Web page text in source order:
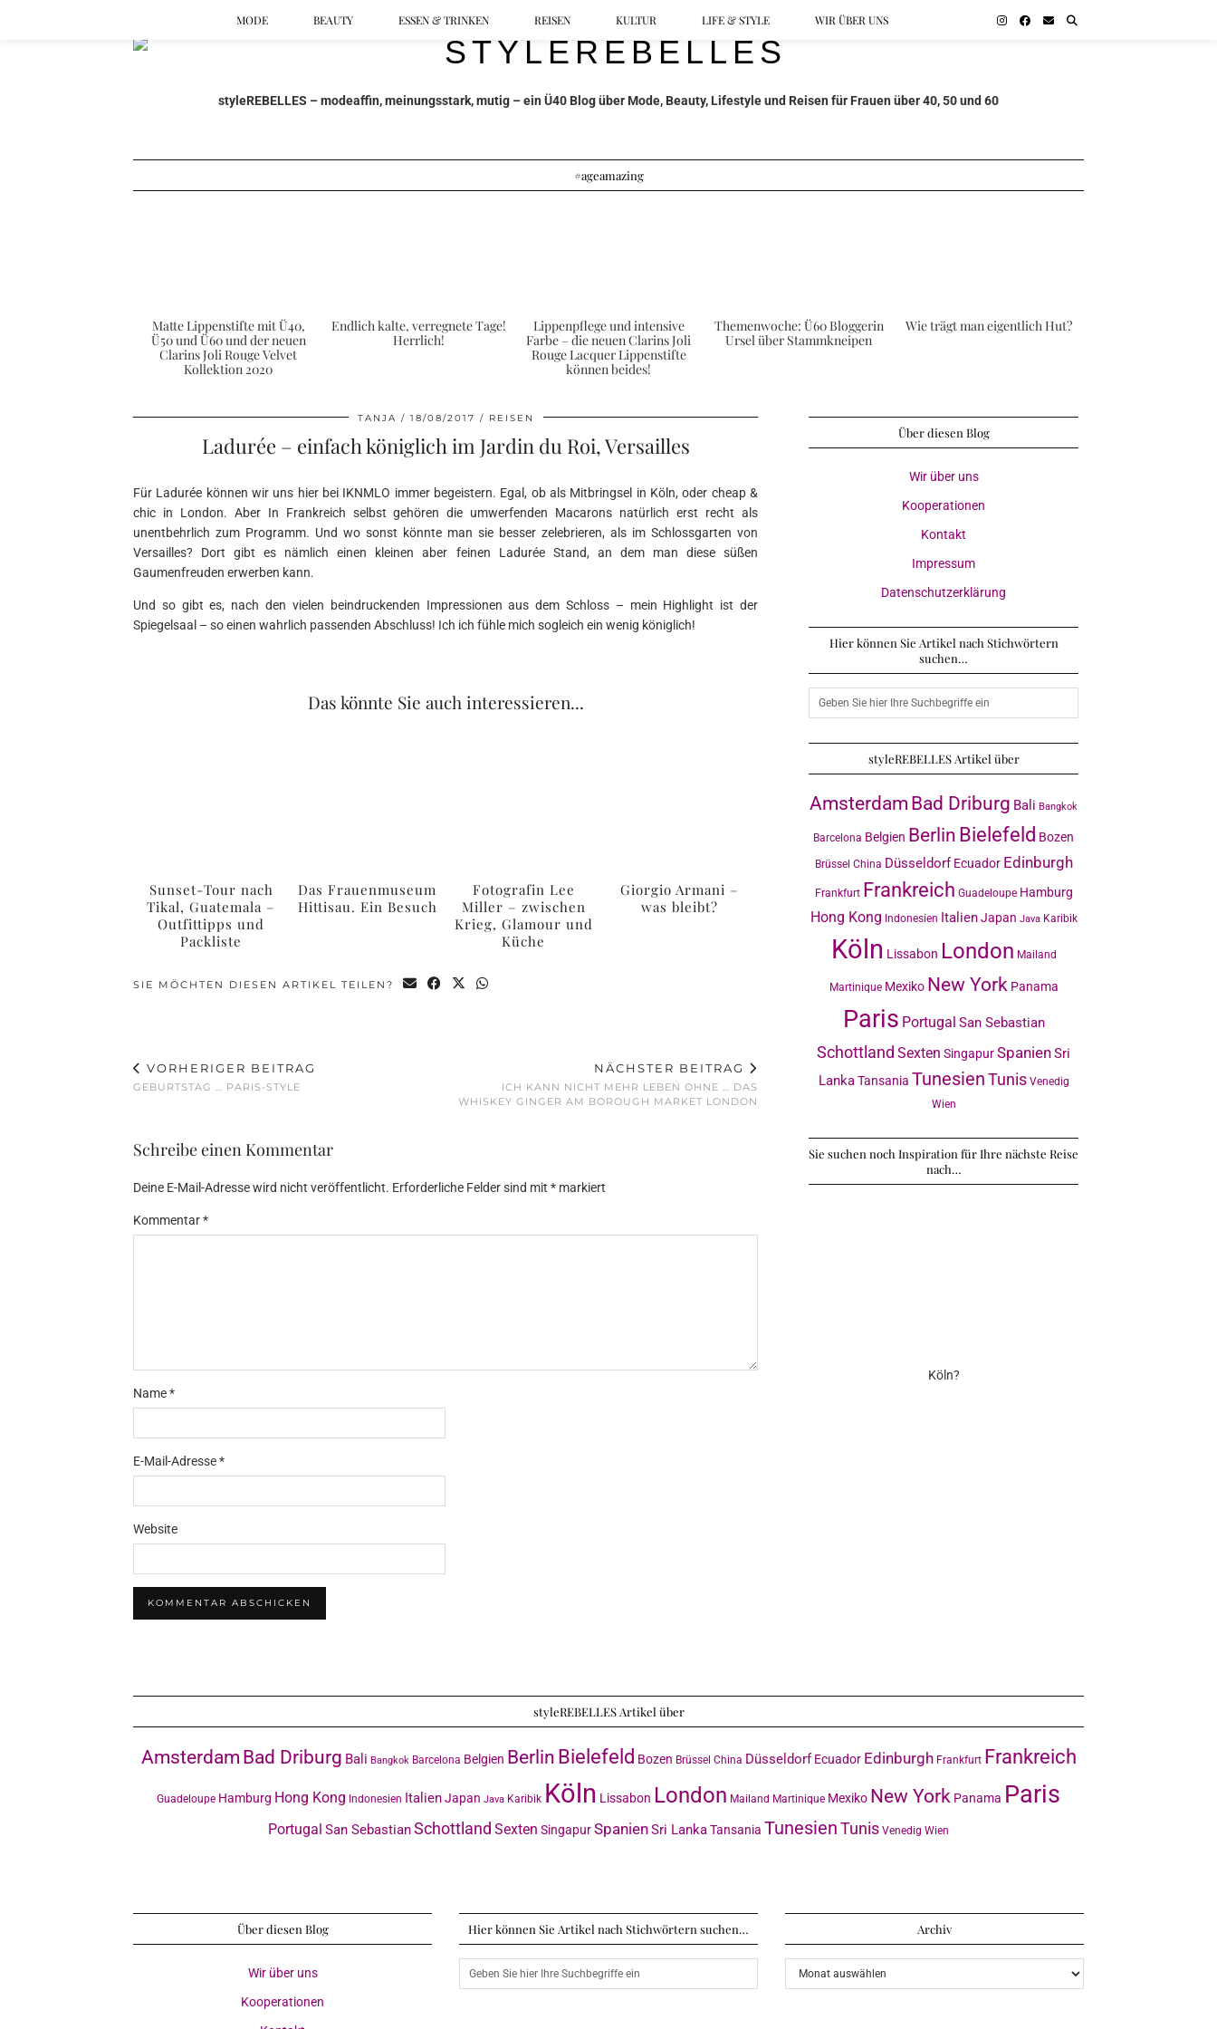
MODE BEAUTY ESSEN & TRINKEN REISEN KULTUR LIFE & STYLE WIR ÜBER UNS
styleREBELLES – modeaffin, meinungsstark, mutig – ein Ü40 Blog über Mode, Beauty, Lifestyle und Reisen für Frauen über 40, 50 und 60
#ageamazing
Matte Lippenstifte mit Ü40,
Ü50 und Ü60 und der neuen
Clarins Joli Rouge Velvet
Kollektion 2020
Endlich kalte, verregnete Tage!
Herrlich!
Lippenpflege und intensive
Farbe – die neuen Clarins Joli
Rouge Lacquer Lippenstifte
können beides!
Themenwoche: Ü60 Bloggerin
Ursel über Stammkneipen
Wie trägt man eigentlich Hut?
TANJA 18/08/2017 REISEN
Ladurée – einfach königlich im Jardin du Roi, Versailles
Für Ladurée können wir uns hier bei IKNMLO immer begeistern. Egal, ob als Mitbringsel in Köln, oder cheap &
chic in London. Aber In Frankreich selbst gehören die umwerfenden Macarons natürlich erst recht als
unentbehrlich zum Programm. Und wo sonst könnte man sie besser zelebrieren, als im Schlossgarten von
Versailles? Dort gibt es nämlich einen kleinen aber feinen Ladurée Stand, an dem man diese süßen
Gaumenfreuden erwerben kann.
Und so gibt es, nach den vielen beindruckenden Impressionen aus dem Schloss – mein Highlight ist der
Spiegelsaal – so einen wahrlich passenden Abschluss! Ich ich fühle mich sogleich ein wenig königlich!
Das könnte Sie auch interessieren...
Sunset-Tour nach
Tikal, Guatemala –
Outfittipps und
Packliste
Das Frauenmuseum
Hittisau. Ein Besuch
Fotografin Lee
Miller – zwischen
Krieg, Glamour und
Küche
Giorgio Armani –
was bleibt?
SIE MÖCHTEN DIESEN ARTIKEL TEILEN?
VORHERIGER BEITRAG
GEBURTSTAG … PARIS-STYLE
NÄCHSTER BEITRAG
ICH KANN NICHT MEHR LEBEN OHNE … DAS
WHISKEY GINGER AM BOROUGH MARKET LONDON
Schreibe einen Kommentar
Deine E-Mail-Adresse wird nicht veröffentlicht. Erforderliche Felder sind mit * markiert
Kommentar*
Name*
E-Mail-Adresse*
Website
Über diesen Blog
Wir über uns
Kooperationen
Kontakt
Impressum
Datenschutzerklärung
Hier können Sie Artikel nach Stichwörtern
suchen…
styleREBELLES Artikel über
Amsterdam Bad Driburg Bali Bangkok
Barcelona Belgien Berlin Bielefeld Bozen
Brüssel China Düsseldorf Ecuador Edinburgh
Frankfurt Frankreich Guadeloupe Hamburg
Hong Kong Indonesien Italien Japan Java Karibik
Köln Lissabon London Mailand
Martinique Mexiko New York Panama
Paris Portugal San Sebastian
Schottland Sexten SingapurSpanienSri
Lanka Tansania TunesienTunis Venedig
Wien
Sie suchen noch Inspiration für Ihre nächste Reise
nach…
Köln?
styleREBELLES Artikel über
Amsterdam Bad Driburg Bali Bangkok Barcelona Belgien Berlin Bielefeld Bozen Brüssel China Düsseldorf Ecuador Edinburgh Frankfurt Frankreich
Guadeloupe Hamburg Hong Kong Indonesien ItalienJapan Java Karibik Köln Lissabon London Mailand Martinique Mexiko New York Panama Paris
Portugal San SebastianSchottland Sexten SingapurSpanienSri LankaTansania TunesienTunis Venedig Wien
Über diesen Blog
Wir über uns
Kooperationen
Hier können Sie Artikel nach Stichwörtern suchen… Archiv
Archiv